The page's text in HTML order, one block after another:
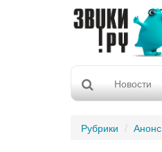
Новости
Рубрики Анонс